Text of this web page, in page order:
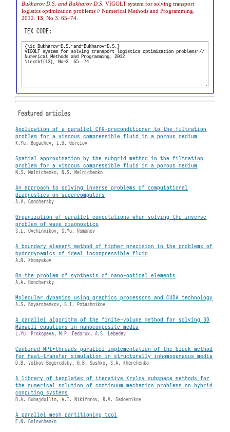
Bukharov D.S. and Bukharov D.S.VIGOLT system for solving transport
logistics optimization problems // Numerical Methods and Programming.
2012. 13, No 3. 65–74.
TEX CODE:
Featured articles
Application of a parallel CPR-preconditioner to the filtration
problem for a viscous compressible fluid in a porous medium
K.Yu. Bogachev, I.G. Gorelov
Spatial approximation by the subgrid method in the filtration
problem for a viscous compressible fluid in a porous medium
N.S. Melnichenko, N.S. Melnichenko
An approach to solving inverse problems of computational
diagnostics on supercomputers
A.V. Goncharsky
Organization of parallel computations when solving the inverse
problem of wave diagnostics
S.L. Ovchinnikov, S.Yu. Romanov
A boundary element method of higher precision in the problems of
hydrodynamics of ideal incompressible fluid
A.N. Khomyakov
On the problem of synthesis of nano-optical elements
A.A. Goncharsky
Molecular dynamics using graphics processors and CUDA technology
A.S. Boyarchenkov, S.I. Potashnikov
A parallel algorithm of the finite-volume method for solving 3D
Maxwell equations in nanocomposite media
L.Yu. Prokopeva, M.P. Fedoruk, A.S. Lebedev
Combined MPI+threads parallel implementation of the block method
for heat-transfer simulation in structurally inhomogeneous media
D.B. Volkov-Bogorodsky, G.B. Sushko, S.A. Kharchenko
A library of templates of iterative Krylov subspace methods for
the numerical solution of continuum mechanics problems on hybrid
computing systems
D.A. Gubajdullin, A.I. Nikiforov, R.V. Sadovnikov
A parallel mesh partitioning tool
E.N. Golovchenko